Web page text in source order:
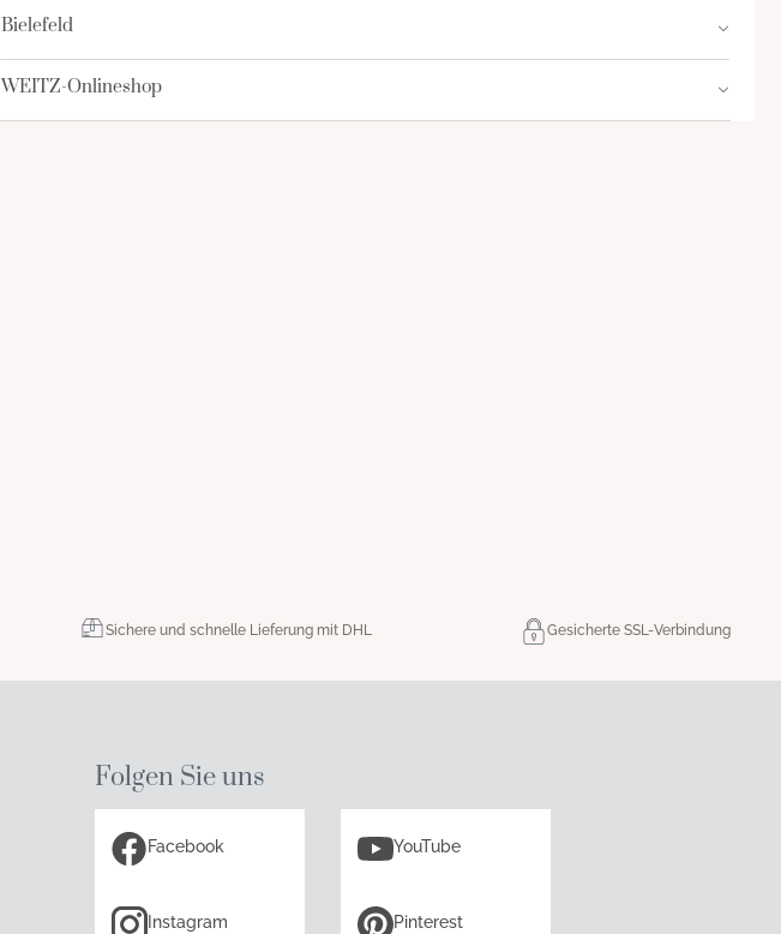
Bielefeld
WEITZ-Onlineshop
Sichere und schnelle Lieferung mit DHL Gesicherte SSL-Verbindung
Folgen Sie uns
Facebook YouTube
Instagram Pinterest